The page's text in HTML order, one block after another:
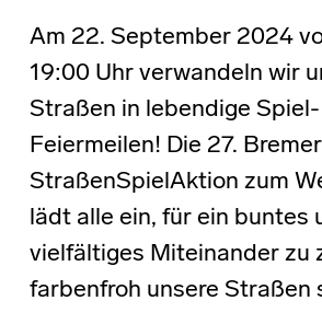
Am 22. September 2024
19:00 Uhr verwandeln wir
Straßen in lebendige
Feiermeilen! Die 27. Bremer
StraßenSpielAktion zum
lädt alle ein, für ein buntes
vielfältiges Miteinander zu
farbenfroh unsere Straßen